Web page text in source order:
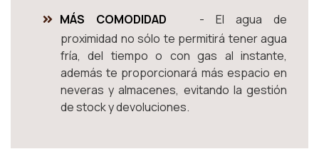
MÁS COMODIDAD
- El agua de
proximidad no sólo te permitirá tener agua
fría, del tiempo o con gas al instante,
además te proporcionará más espacio en
neveras y almacenes, evitando la gestión
de stock y devoluciones.